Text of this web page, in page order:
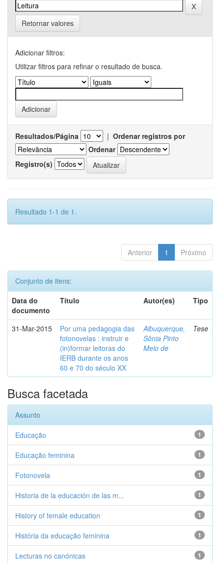
Retornar valores
Adicionar filtros:
Utilizar filtros para refinar o resultado de busca.
Resultados/Página | Ordenar registros por
Ordenar
Registro(s)
Resultado 1-1 de 1.
Anterior 1 Próximo
Conjunto de itens:
Data do
documento
Título Autor(es) Tipo
31-Mar-2015
Por uma pedagogia das
fotonovelas : instruir e
(in)formar leitoras do
IERB durante os anos
60 e 70 do século XX
Albuquerque,
Sônia Pinto
Melo de
Tese
Busca facetada
Assunto
1
Educação
1
Educação feminina
1
Fotonovela
1
Historia de la educación de las m...
1
History of female education
1
História da educação feminina
1
Lecturas no canónicas